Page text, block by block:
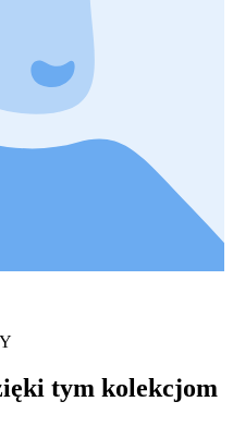
tym kolekcjom